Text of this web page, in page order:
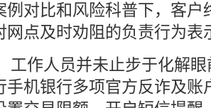
例对比和风险科普下，客户
网点及时劝阻的负责行为表
工作人员并未止步于化解
手机银行多项官方反诈及账